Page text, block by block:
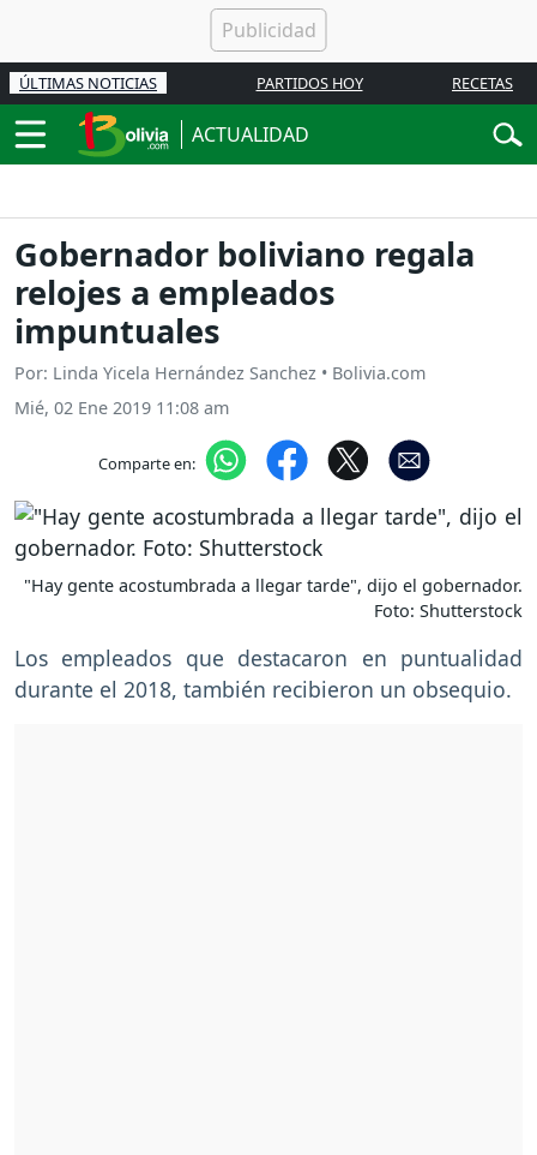
ÚLTIMAS NOTICIAS PARTIDOS HOY RECETAS
ACTUALIDAD
Gobernador boliviano regala
relojes a empleados
impuntuales
Por: Linda Yicela Hernández Sanchez • Bolivia.com
Mié, 02 Ene 2019 11:08 am
Comparte en:
"Hay gente acostumbrada a llegar tarde", dijo el gobernador.
Foto: Shutterstock
Los empleados que destacaron en puntualidad
durante el 2018, también recibieron un obsequio.